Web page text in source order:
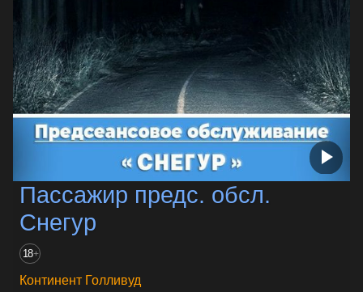
Пассажир предс. обсл.
Снегур
18+
Континент Голливуд